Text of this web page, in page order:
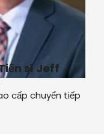
sĩ Jeff
cấp chuyển tiếp